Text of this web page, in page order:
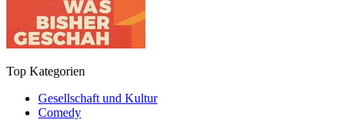
Top Kategorien
Gesellschaft und Kultur
Comedy